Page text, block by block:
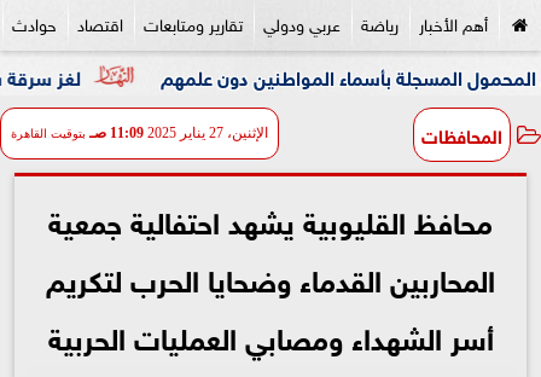
أهم الأخبار رياضة عربي ودولي تقارير ومتابعات اقتصاد حوادث
لغز سرقة شقة مدير بأسماء المواطنين دون علمهم
المحافظات الإثنين، 27 يناير 2025 11:09 صـ بتوقيت القاهرة
محافظ القليوبية يشهد احتفالية جمعية
المحاربين القدماء وضحايا الحرب لتكريم
أسر الشهداء ومصابي العمليات الحربية